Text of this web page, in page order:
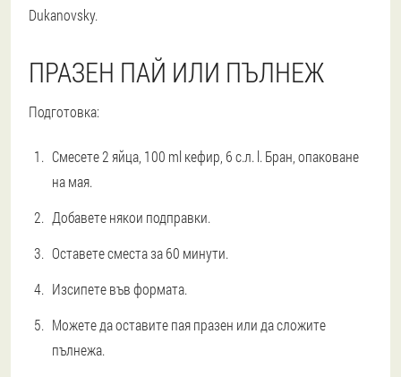
Dukanovsky.
ПРАЗЕН ПАЙ ИЛИ ПЪЛНЕЖ
Подготовка:
Смесете 2 яйца, 100 ml кефир, 6 с.л. l. Бран, опаковане
на мая.
Добавете някои подправки.
Оставете сместа за 60 минути.
Изсипете във формата.
Можете да оставите пая празен или да сложите
пълнежа.